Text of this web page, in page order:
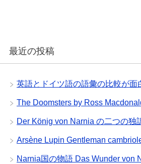
最近の投稿
英語とドイツ語の語彙の比較が面
The Doomsters by Ross
Der König von Narnia の二つの独
Arsène Lupin Gentleman
Narnia国の物語 Das Wunder von